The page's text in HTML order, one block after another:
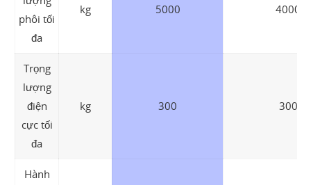
phôi tối
đa
kg 5000 4000
Trọng
lượng
điện
cực tối
đa
kg 300 300
Hành